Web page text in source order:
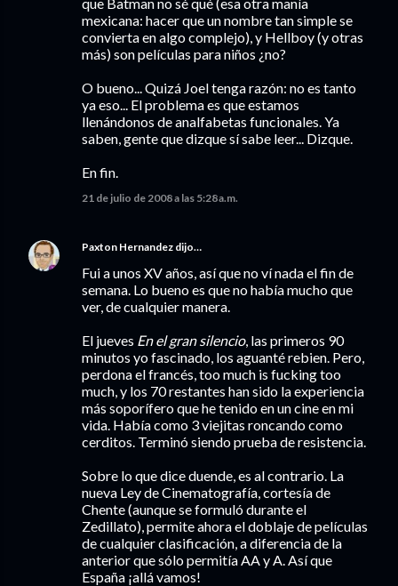
mexicana: hacer que un nombre tan simple se
convierta en algo complejo), y Hellboy (y otras
más) son películas para niños ¿no?
O bueno... Quizá Joel tenga razón: no es tanto
ya eso... El problema es que estamos
llenándonos de analfabetas funcionales. Ya
saben, gente que dizque sí sabe leer... Dizque.
En fin.
21 de julio de 2008 a las 5:28 a.m.
Paxton Hernandez dijo…
Fui a unos XV años, así que no ví nada el fin de
semana. Lo bueno es que no había mucho que
ver, de cualquier manera.
El jueves En el gran silencio, las primeros 90
minutos yo fascinado, los aguanté rebien. Pero,
perdona el francés, too much is fucking too
much, y los 70 restantes han sido la experiencia
más soporífero que he tenido en un cine en mi
vida. Había como 3 viejitas roncando como
cerditos. Terminó siendo prueba de resistencia.
Sobre lo que dice duende, es al contrario. La
nueva Ley de Cinematografía, cortesía de
Chente (aunque se formuló durante el
Zedillato), permite ahora el doblaje de películas
de cualquier clasificación, a diferencia de la
anterior que sólo permitía AA y A. Así que
España ¡allá vamos!